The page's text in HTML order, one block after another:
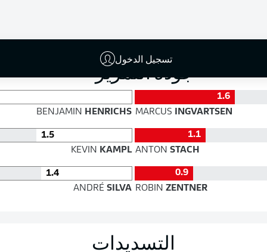
تسجيل الدخول
جودة التمرير
1.6
MARCUS INGVARTSEN
BENJAMIN HENRICHS
1.1
1.5
ANTON STACH
KEVIN KAMPL
0.9
1.4
ROBIN ZENTNER
ANDRÉ SILVA
التسديدات